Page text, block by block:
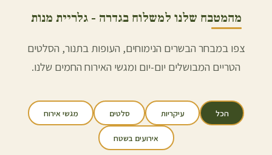
מהמטבח שלנו למשלוח בגדרה - גלריית מנות
צפו במבחר הבשרים הנימוחים, העופות בתנור, הסלטים
הטריים המבושלים יום-יום ומגשי האירוח החמים שלנו.
הכל עיקריות סלטים מגשי אירוח
אירועים בשטח